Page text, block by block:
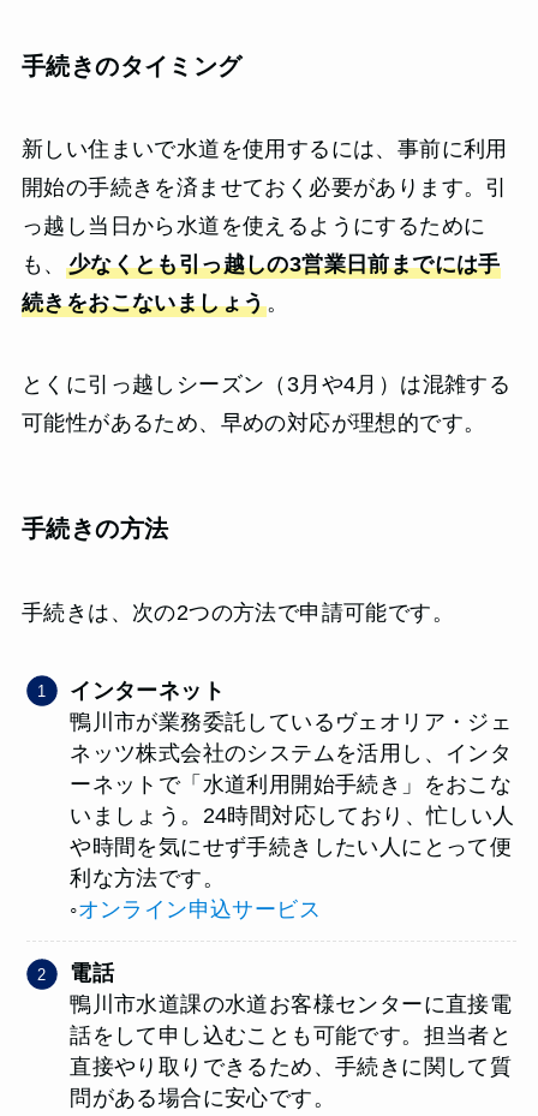
手続きのタイミング
新しい住まいで水道を使用するには、事前に利用
開始の手続きを済ませておく必要があります。引
っ越し当日から水道を使えるようにするために
も、 少なくとも引っ越しの3営業日前までには手
続きをおこないましょう。
とくに引っ越しシーズン（3月や4月）は混雑する
可能性があるため、早めの対応が理想的です。
手続きの方法
手続きは、次の2つの方法で申請可能です。
インターネット
鴨川市が業務委託しているヴェオリア・ジェ
ネッツ株式会社のシステムを活用し、インタ
ーネットで「水道利用開始手続き」をおこな
いましょう。24時間対応しており、忙しい人
や時間を気にせず手続きしたい人にとって便
利な方法です。
◦オンライン申込サービス
電話
鴨川市水道課の水道お客様センターに直接電
話をして申し込むことも可能です。担当者と
直接やり取りできるため、手続きに関して質
問がある場合に安心です。